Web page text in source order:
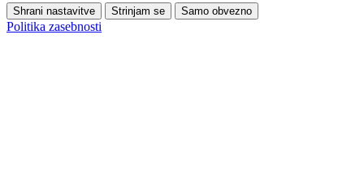
Shrani nastavitve Strinjam se Samo obvezno
Politika zasebnosti